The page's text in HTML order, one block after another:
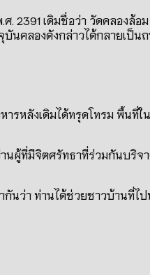
2391 เดิมชื่อว่า วัดคลองล้
บันคลองดังกล่าวได้กลายเ
ารหลังเดิมได้ทรุดโทรม พื้น
นผู้ที่มีจิตศรัทธาที่ร่วมกันบริ
ว่า ท่านได้ช่วยชาวบ้านที่ไ